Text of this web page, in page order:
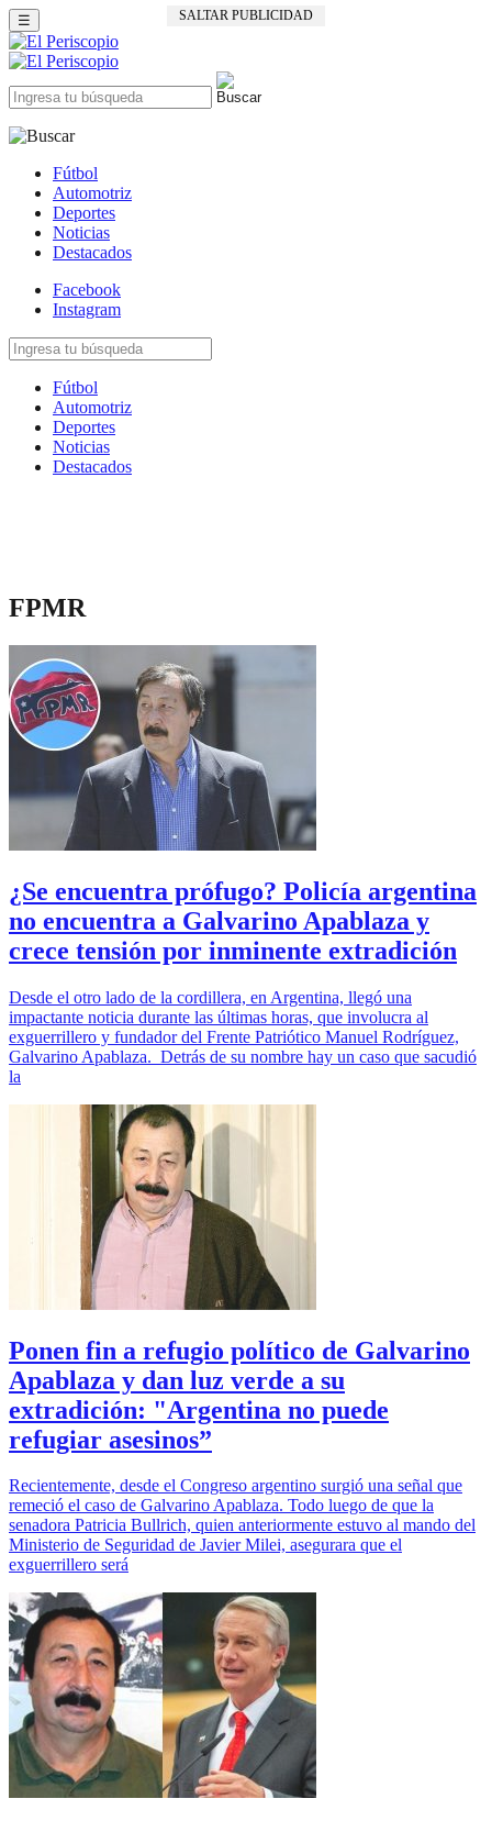
SALTAR PUBLICIDAD
☰
Fútbol
Automotriz
Deportes
Noticias
Destacados
Facebook
Instagram
Fútbol
Automotriz
Deportes
Noticias
Destacados
FPMR
¿Se encuentra prófugo? Policía argentina
no encuentra a Galvarino Apablaza y
crece tensión por inminente extradición
Desde el otro lado de la cordillera, en Argentina, llegó una
impactante noticia durante las últimas horas, que involucra al
exguerrillero y fundador del Frente Patriótico Manuel Rodríguez,
Galvarino Apablaza. Detrás de su nombre hay un caso que sacudió
la
Ponen fin a refugio político de Galvarino
Apablaza y dan luz verde a su
extradición: "Argentina no puede
refugiar asesinos”
Recientemente, desde el Congreso argentino surgió una señal que
remeció el caso de Galvarino Apablaza. Todo luego de que la
senadora Patricia Bullrich, quien anteriormente estuvo al mando del
Ministerio de Seguridad de Javier Milei, asegurara que el
exguerrillero será